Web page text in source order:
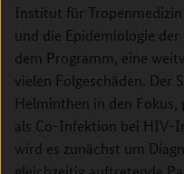
Institut für
und die Epidemiologie
dem Programm, eine
vielen Folgeschäden.
Helminthen in den
als Co-Infektion bei HIV-
wird es zunächst um